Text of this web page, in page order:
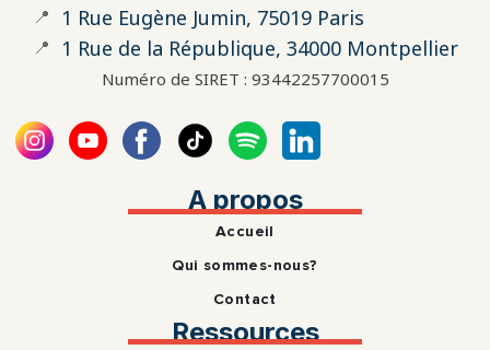
📍 1 Rue Eugène Jumin, 75019 Paris
📍 1 Rue de la République, 34000 Montpellier
Numéro de SIRET : 93442257700015
A propos
Accueil
Qui sommes-nous?
Contact
Ressources